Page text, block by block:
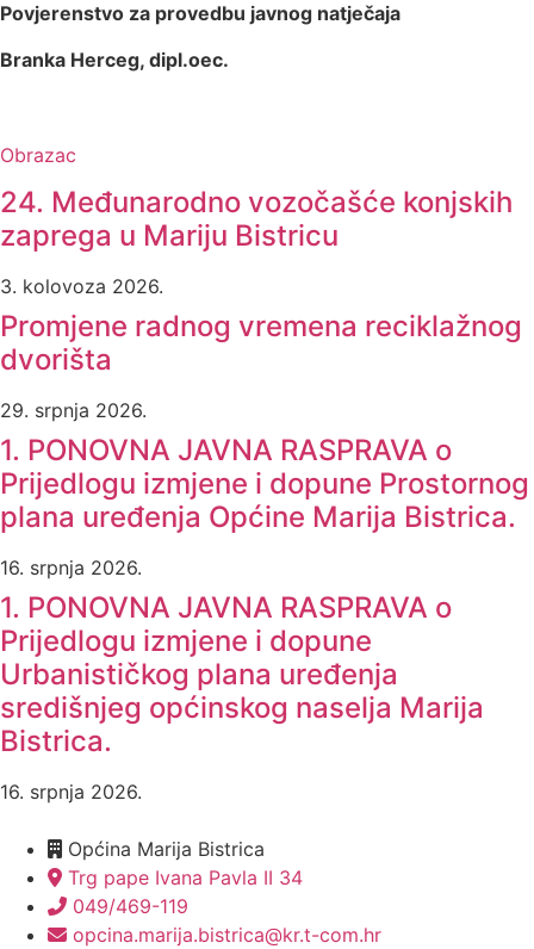
Povjerenstvo za provedbu javnog natječaja
Branka Herceg, dipl.oec.
Obrazac
24. Međunarodno vozočašće konjskih
zaprega u Mariju Bistricu
3. kolovoza 2026.
Promjene radnog vremena reciklažnog
dvorišta
29. srpnja 2026.
1. PONOVNA JAVNA RASPRAVA o
Prijedlogu izmjene i dopune Prostornog
plana uređenja Općine Marija Bistrica.
16. srpnja 2026.
1. PONOVNA JAVNA RASPRAVA o
Prijedlogu izmjene i dopune
Urbanističkog plana uređenja
središnjeg općinskog naselja Marija
Bistrica.
16. srpnja 2026.
Općina Marija Bistrica
Trg pape Ivana Pavla II 34
049/469-119
opcina.marija.bistrica@kr.t-com.hr